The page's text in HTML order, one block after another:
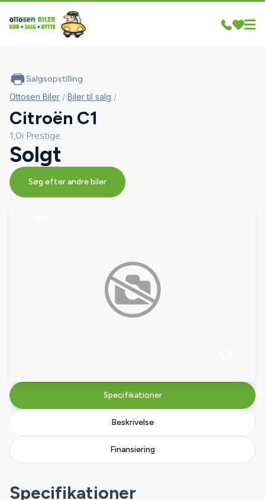
Specifikationer
Beskrivelse
Finansiering
Specifikationer
Salgsopstilling
Ottosen Biler / Biler til salg /
Citroën C1
1,0i Prestige
Solgt
Søg efter andre biler